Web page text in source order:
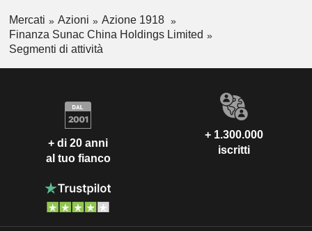
Mercati Azioni
Azione 1918
Finanza Sunac China Holdings Limited
Segmenti di attività
+ di 20 anni
al tuo fianco
+ 1.300.000
iscritti